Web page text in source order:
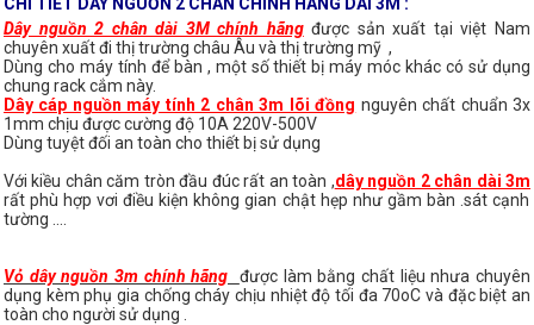
Dây nguồn 2 chân dài 3M chính hãngđược sản xuất tại việt Nam
chuyên xuất đi thị trường châu Âu và thị trường mỹ ,
Dùng cho máy tính để bàn , một số thiết bị máy móc khác có sử dụng
chung rack cắm này.
Dây cáp nguồn máy tính 2 chân 3m lõi đồng nguyên chất chuẩn 3x
1mm chịu được cường độ 10A 220V-500V
Dùng tuyệt đối an toàn cho thiết bị sử dụng
Với kiều chân căm tròn đầu đúc rất an toàn ,dây nguồn 2 chân dài 3m
rất phù hợp vơi điều kiện không gian chật hẹp như gầm bàn .sát cạnh
tường ....
Vỏ dây nguồn 3m chính hãng được làm bằng chất liệu nhưa chuyên
dụng kèm phụ gia chống cháy chịu nhiệt độ tối đa 70oC và đặc biệt an
toàn cho người sử dụng .